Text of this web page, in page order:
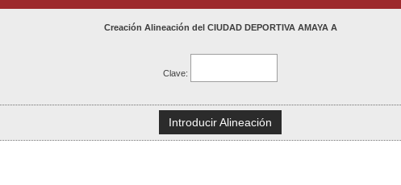
Creación Alineación del CIUDAD DEPORTIVA AMAYA A
Clave:
Introducir Alineación